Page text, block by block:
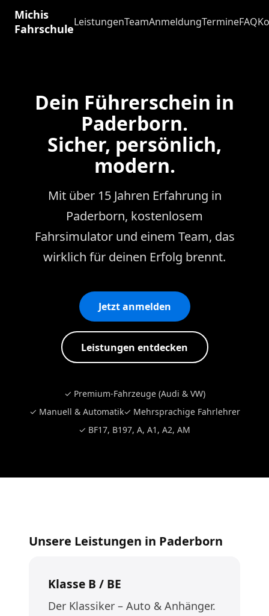
Michis
FahrschuleLeistungenTeamAnmeldungTermineFAQ
Dein Führerschein in
Paderborn.
Sicher, persönlich,
modern.
Mit über 15 Jahren Erfahrung in
Paderborn, kostenlosem
Fahrsimulator und einem Team, das
wirklich für deinen Erfolg brennt.
Jetzt anmelden
Leistungen entdecken
✓ Premium-Fahrzeuge (Audi & VW)
✓ Manuell & Automatik✓ Mehrsprachige Fahrlehrer
✓ BF17, B197, A, A1, A2, AM
Unsere Leistungen in Paderborn
Klasse B / BE
Der Klassiker – Auto & Anhänger.